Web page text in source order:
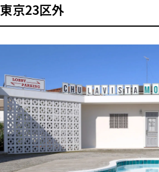
東京23区外